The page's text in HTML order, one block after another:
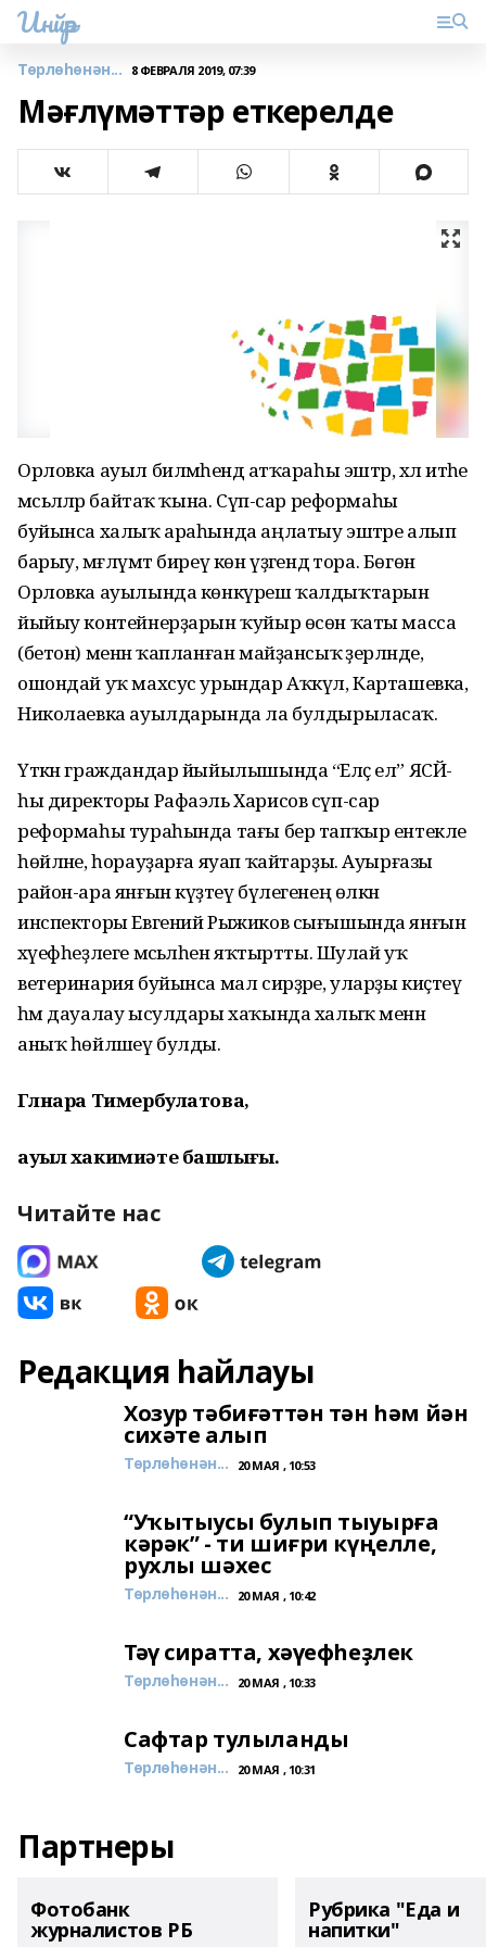
Инйәр
Төрлөһөнән... 8 ФЕВРАЛЯ 2019, 07:39
Мәғлүмәттәр еткерелде
Орловка ауыл биләмәһендә атҡараһы эштәр, хәл итәһе
мәсьәләләр байтаҡ ҡына. Сүп-сар реформаһы
буйынса халыҡ араһында аңлатыу эштәре алып
барыу, мәғлүмәт биреү көн үҙәгендә тора. Бөгөн
Орловка ауылында көнкүреш ҡалдыҡтарын
йыйыу контейнерҙарын ҡуйыр өсөн ҡаты масса
(бетон) менән ҡапланған майҙансыҡ әҙерләнде,
ошондай уҡ махсус урындар Аҡкүл, Карташевка,
Николаевка ауылдарында ла булдырыласаҡ.
Үткән граждандар йыйылышында “Еләҫ ел” ЯСЙ-
һы директоры Рафаэль Харисов сүп-сар
реформаһы тураһында тағы бер тапҡыр ентекле
һөйләне, һорауҙарға яуап ҡайтарҙы. Ауырғазы
район-ара янғын күҙәтеү бүлегенең өлкән
инспекторы Евгений Рыжиков сығышында янғын
хәүефһеҙлеге мәсьәләһен яҡтыртты. Шулай уҡ
ветеринария буйынса мал сирҙәре, уларҙы киҫәтеү
һәм дауалау ысулдары хаҡында халыҡ менән
аныҡ һөйләшеү булды.
Гөлнара Тимербулатова,
ауыл хакимиәте башлығы.
Читайте нас
Редакция һайлауы
Хозур тәбиғәттән тән һәм йән
сихәте алып
Төрлөһөнән... 20 МАЯ , 10:53
“Уҡытыусы булып тыуырға
кәрәк” - ти шиғри күңелле,
рухлы шәхес
Төрлөһөнән... 20 МАЯ , 10:42
Тәү сиратта, хәүефһеҙлек
Төрлөһөнән... 20 МАЯ , 10:33
Сафтар тулыланды
Төрлөһөнән... 20 МАЯ , 10:31
Партнеры
Фотобанк
журналистов РБ
Рубрика "Еда и
напитки"